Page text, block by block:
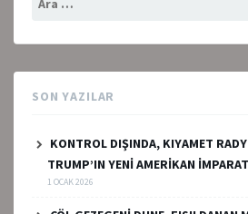
SON YAZILAR
KONTROL DIŞINDA, KIYAMET
TRUMP’IN YENİ AMERİKAN
1 OCAK 2026